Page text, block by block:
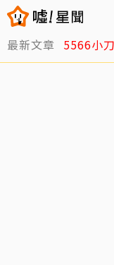
最新文章 5566小